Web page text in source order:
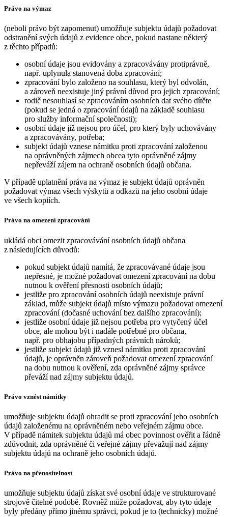
Právo na výmaz
(neboli právo být zapomenut) umožňuje subjektu údajů požadovat
odstranění svých údajů z evidence obce, pokud nastane některý
z těchto případů:
osobní údaje jsou evidovány a zpracovávány protiprávně,
např. uplynula stanovená doba zpracování;
zpracování bylo založeno na souhlasu, který byl odvolán,
a zároveň neexistuje jiný právní důvod pro jejich zpracování;
rodič nesouhlasí se zpracováním osobních dat svého dítěte
(pokud se jedná o zpracování údajů na základě souhlasu
pro služby informační společnosti);
osobní údaje již nejsou pro účel, pro který byly uchovávány
a zpracovávány, potřeba;
subjekt údajů vznese námitku proti zpracování založenou
na oprávněných zájmech obcea tyto oprávněné zájmy
nepřeváží zájem na ochraně osobních údajů občana.
V případě uplatnění práva na výmaz je subjekt údajů oprávněn
požadovat výmaz všech výskytů a odkazů na jeho osobní údaje
ve všech kopiích.
Právo na omezení zpracování
ukládá obci omezit zpracovávání osobních údajů občana
z následujících důvodů:
pokud subjekt údajů namítá, že zpracovávané údaje jsou
nepřesné, je možné požadovat omezení zpracování na dobu
nutnou k ověření přesnosti osobních údajů;
jestliže pro zpracování osobních údajů neexistuje právní
základ, může subjekt údajů místo výmazu požadovat omezení
zpracování (dočasné uchování bez dalšího zpracování);
jestliže osobní údaje již nejsou potřeba pro vytyčený účel
obce, ale mohou být i nadále potřebné pro občana,
např. pro obhajobu případných právních nároků;
jestliže subjekt údajů již vznesl námitku proti zpracování
údajů, je oprávněn zároveň požadovat omezení zpracování
na dobu nutnou k ověření, zda oprávněné zájmy správce
převáží nad zájmy subjektu údajů.
Právo vznést námitky
umožňuje subjektu údajů ohradit se proti zpracování jeho osobních
údajů založenému na oprávněném nebo veřejném zájmu obce.
V případě námitek subjektu údajů má obec povinnost ověřit a řádně
zdůvodnit, zda oprávněné či veřejné zájmy převažují nad zájmy
subjektu údajů na ochraně jeho osobních údajů.
Právo na přenositelnost
umožňuje subjektu údajů získat své osobní údaje ve strukturované
strojově čitelné podobě. Rovněž může požadovat, aby tyto údaje
byly předány přímo jinému správci, pokud je to (technicky) možné